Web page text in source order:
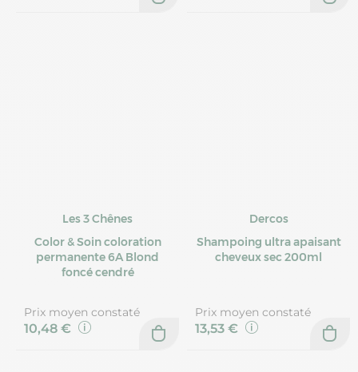
Les 3 Chênes
Color & Soin coloration
permanente 6A Blond
foncé cendré
Prix moyen constaté
10,48 €
Dercos
Shampoing ultra apaisant
cheveux sec 200ml
Prix moyen constaté
13,53 €